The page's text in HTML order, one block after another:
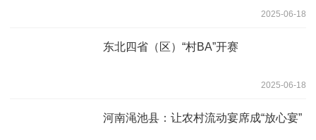
2025-06-18
东北四省（区）“村BA”开赛
2025-06-18
河南渑池县：让农村流动宴席成“放心宴”